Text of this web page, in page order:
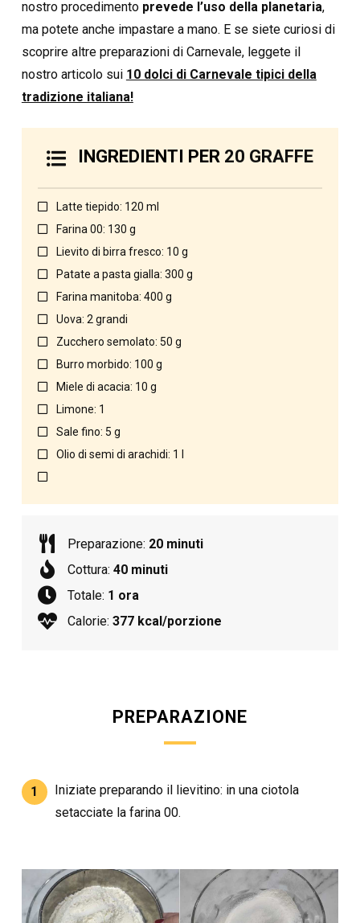
nostro procedimento prevede l’uso della planetaria,
ma potete anche impastare a mano. E se siete curiosi di
scoprire altre preparazioni di Carnevale, leggete il
nostro articolo sui 10 dolci di Carnevale tipici della
tradizione italiana!
INGREDIENTI PER 20 GRAFFE
Latte tiepido: 120 ml
Farina 00: 130 g
Lievito di birra fresco: 10 g
Patate a pasta gialla: 300 g
Farina manitoba: 400 g
Uova: 2 grandi
Zucchero semolato: 50 g
Burro morbido: 100 g
Miele di acacia: 10 g
Limone: 1
Sale fino: 5 g
Olio di semi di arachidi: 1 l
Preparazione: 20 minuti
Cottura:40 minuti
Totale: 1 ora
Calorie:377 kcal/porzione
PREPARAZIONE
1
Iniziate preparando il lievitino: in una ciotola
setacciate la farina 00.